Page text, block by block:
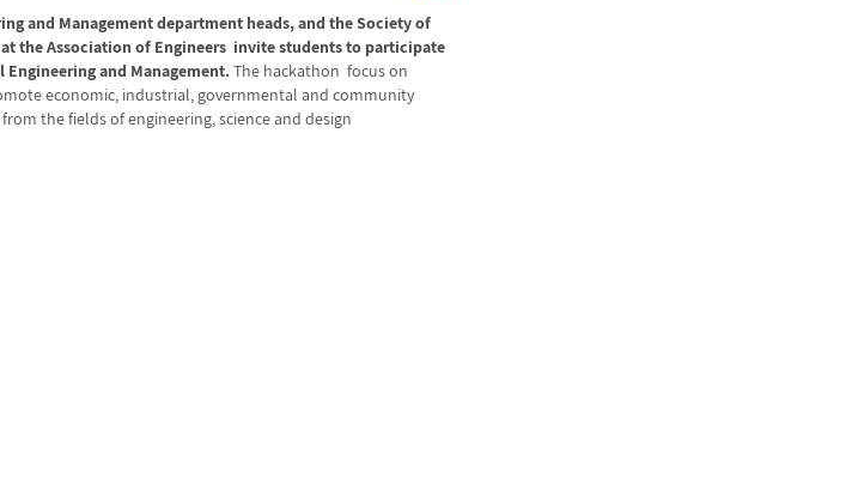
and Management department heads, and the Society of
the Association of Engineers invite students to participate
and Management. The hackathon focus on
economic, industrial, governmental and community
the fields of engineering, science and design.